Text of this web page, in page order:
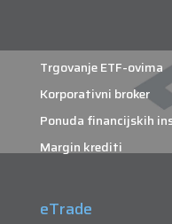
Trgovanje ETF-ovima
Korporativni broker
Ponuda financijskih
Margin krediti
eTrade